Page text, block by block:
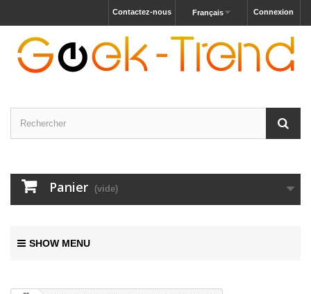
Connexion
Français
Contactez-nous
Panier (vide)
SHOW MENU